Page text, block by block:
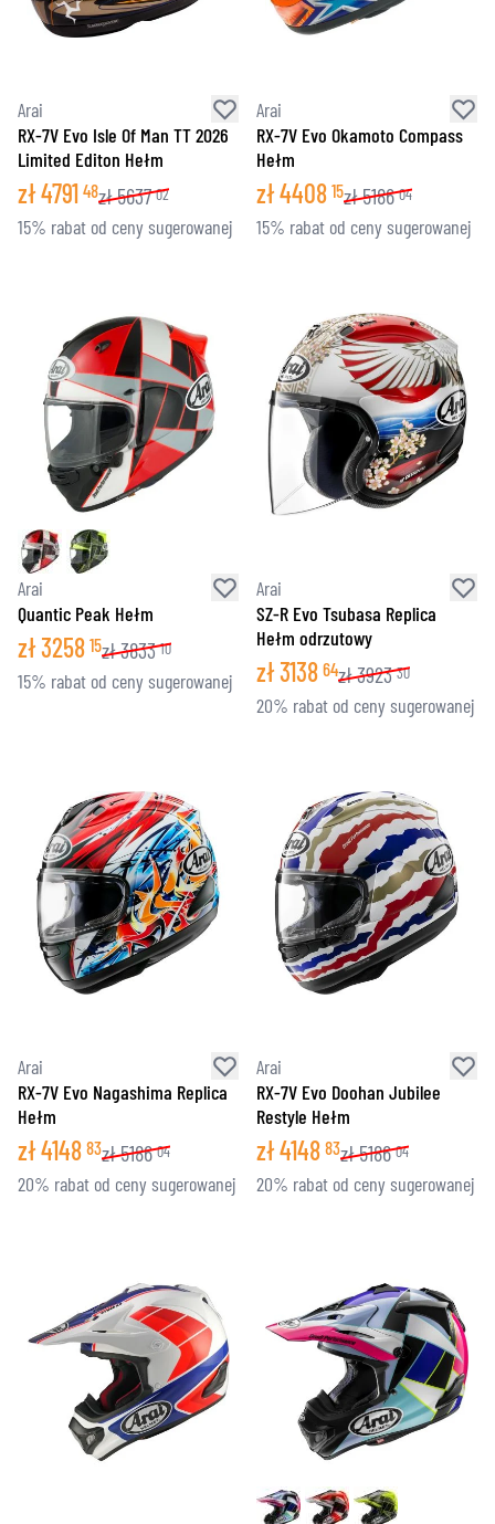
Arai
RX-7V Evo Isle Of Man TT 2026
Limited Editon Hełm
zł4791 48zł5637 02
15% rabat od ceny sugerowanej
Arai
RX-7V Evo Okamoto Compass
Hełm
zł4408 15zł5186 04
15% rabat od ceny sugerowanej
Arai
Quantic Peak Hełm
zł3258 15zł3833 10
15% rabat od ceny sugerowanej
Arai
SZ-R Evo Tsubasa Replica
Hełm odrzutowy
zł3138 64zł3923 30
20% rabat od ceny sugerowanej
Arai
RX-7V Evo Nagashima Replica
Hełm
zł4148 83zł5186 04
20% rabat od ceny sugerowanej
Arai
RX-7V Evo Doohan Jubilee
Restyle Hełm
zł4148 83zł5186 04
20% rabat od ceny sugerowanej